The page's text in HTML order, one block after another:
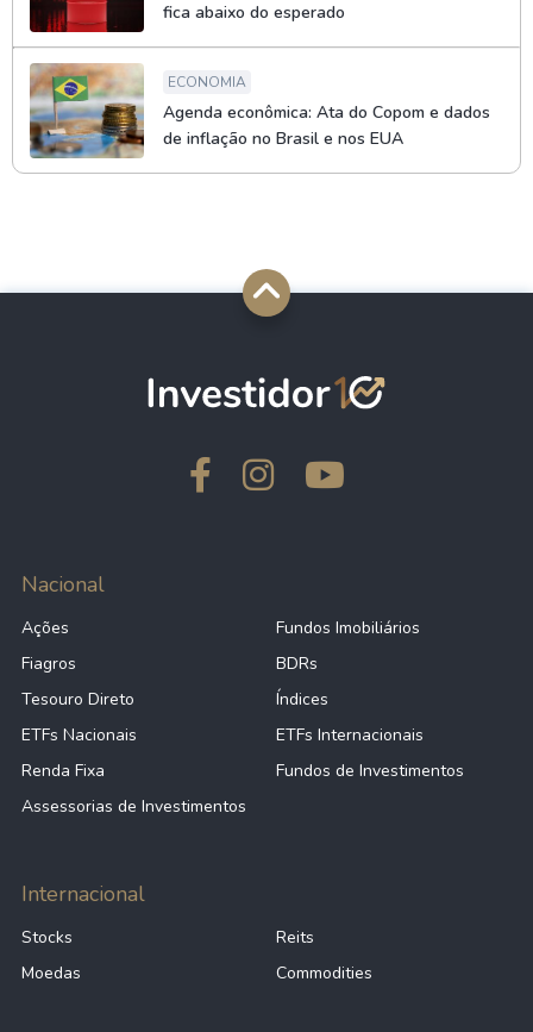
fica abaixo do esperado
ECONOMIA
Agenda econômica: Ata do Copom e dados
de inflação no Brasil e nos EUA
Nacional
Ações
Fundos Imobiliários
Fiagros
BDRs
Tesouro Direto
Índices
ETFs Nacionais
ETFs Internacionais
Renda Fixa
Fundos de Investimentos
Assessorias de Investimentos
Internacional
Stocks
Reits
Moedas
Commodities